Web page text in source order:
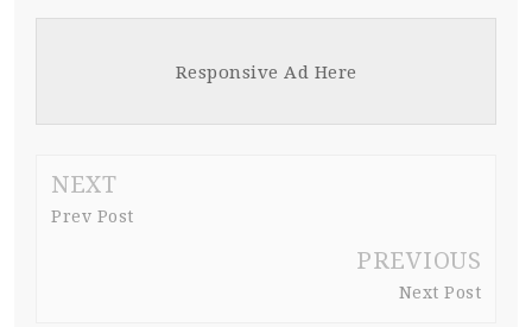
Responsive Ad Here
NEXT
Prev Post
PREVIOUS
Next Post